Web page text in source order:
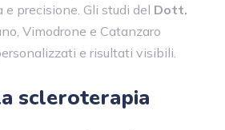
e precisione. Gli studi del Dott.
Vimodrone e Catanzaro
e risultati visibili.
scleroterapia